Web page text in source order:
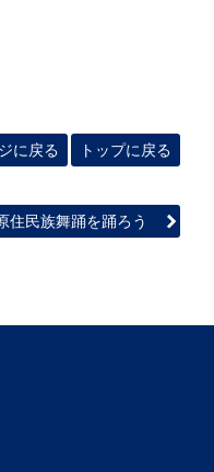
に戻る トップに戻る
住民族舞踊を踊ろう